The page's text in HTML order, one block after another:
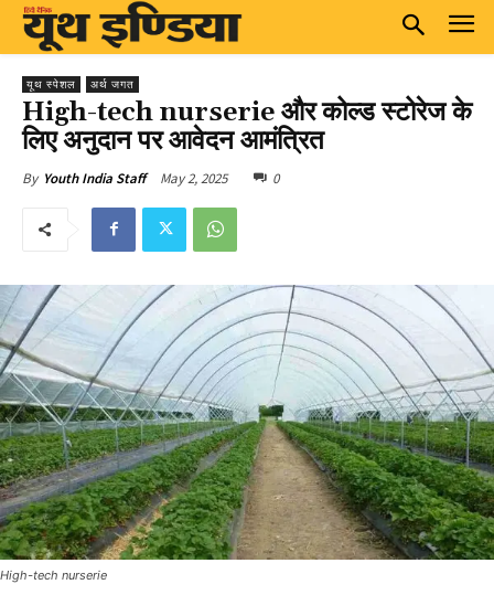
यूथ स्पेशल अर्थ जगत
High-tech nurserie और कोल्ड स्टोरेज के
लिए अनुदान पर आवेदन आमंत्रित
By Youth India Staff May 2, 2025 0
High-tech nurserie